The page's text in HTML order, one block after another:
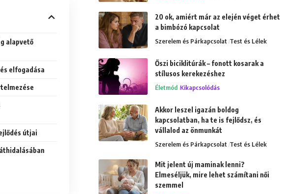
alapvető
elfogadása
útjai
20 ok, amiért már az elején véget érhet
a bimbózó kapcsolat
Szerelem és Párkapcsolat Test és Lélek
Őszi biciklitúrák – fonott kosarak a
stílusos kerekezéshez
Életmód Kikapcsolódás
Akkor leszel igazán boldog
kapcsolatban, ha te is fejlődsz, és
vállalod az önmunkát
Szerelem és Párkapcsolat Test és Lélek
Mit jelent új maminak lenni?
Elmeséljük, mire lehet számítani női
szemmel